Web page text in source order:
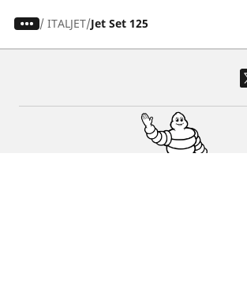
/ ITALJET Jet Set 125